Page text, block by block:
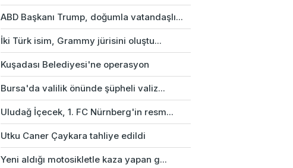
ABD Başkanı Trump, doğumla vatandaşlı...
İki Türk isim, Grammy jürisini oluştu...
Kuşadası Belediyesi'ne operasyon
Bursa'da valilik önünde şüpheli valiz...
Uludağ İçecek, 1. FC Nürnberg'in resm...
Utku Caner Çaykara tahliye edildi
Yeni aldığı motosikletle kaza yapan g...